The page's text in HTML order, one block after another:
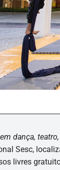
dança,
Sesc,
livres